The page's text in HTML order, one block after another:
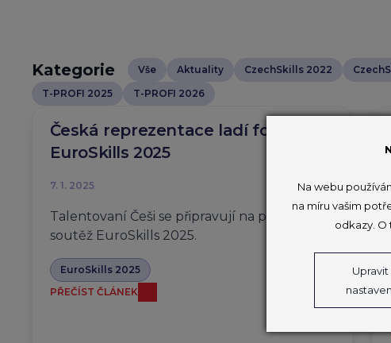
Kategorie Vše Aktuality CzechSkills 2022
T-PROFI 2025
T-PROFI 2026
Česká reprezentace ladí formu na
EuroSkills 2025
7. 1. 2025
Talentovaní Češi se připravují na prestižní
soutěž EuroSkills 2025.
EuroSkills 2025
PŘEČÍST ČLÁNEK
Na webu
na míru vašim
odkazy. O
Upravit